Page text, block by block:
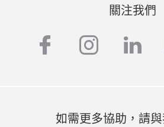
關注我們
facebook
如需更多協助，請